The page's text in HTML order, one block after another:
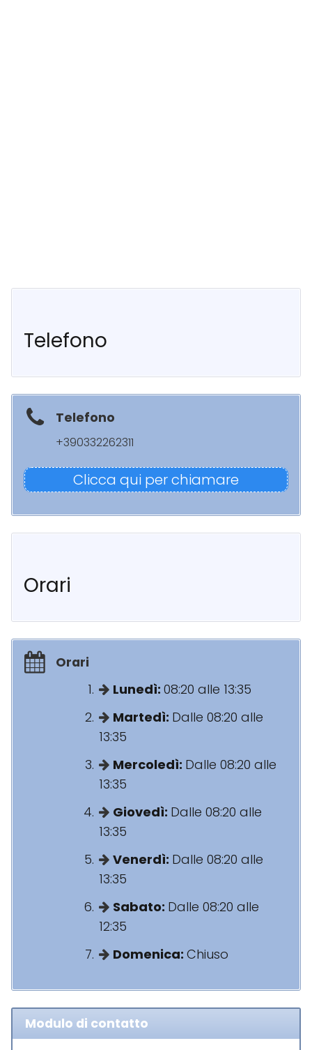
Telefono
Telefono
+390332262311
Clicca qui per chiamare
Orari
Orari
Lunedì: 08:20 alle 13:35
Martedì: Dalle 08:20 alle
13:35
Mercoledì: Dalle 08:20 alle
13:35
Giovedì: Dalle 08:20 alle
13:35
Venerdì: Dalle 08:20 alle
13:35
Sabato: Dalle 08:20 alle
12:35
Domenica: Chiuso
Modulo di contatto